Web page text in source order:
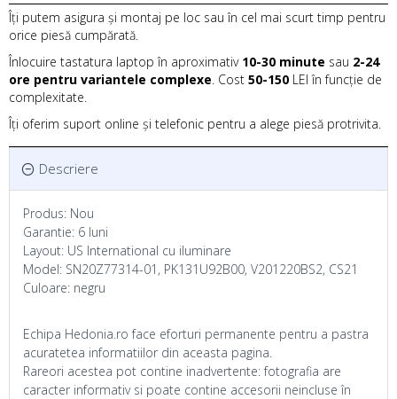
Descriere
Produs: Nou
Garantie: 6 luni
Layout: US International cu iluminare
Model: SN20Z77314-01, PK131U92B00, V201220BS2, CS21
Culoare: negru
Echipa Hedonia.ro face eforturi permanente pentru a pastra
acuratetea informatiilor din aceasta pagina.
Rareori acestea pot contine inadvertente: fotografia are
caracter informativ si poate contine accesorii neincluse în
Îți putem asigura și montaj pe loc sau în cel mai scurt timp pentru
orice piesă cumpărată.
Înlocuire tastatura laptop în aproximativ 10-30 minute sau 2-24
ore pentru variantele complexe. Cost 50-150 LEI în funcție de
complexitate.
Îți oferim suport online și telefonic pentru a alege piesă protrivita.